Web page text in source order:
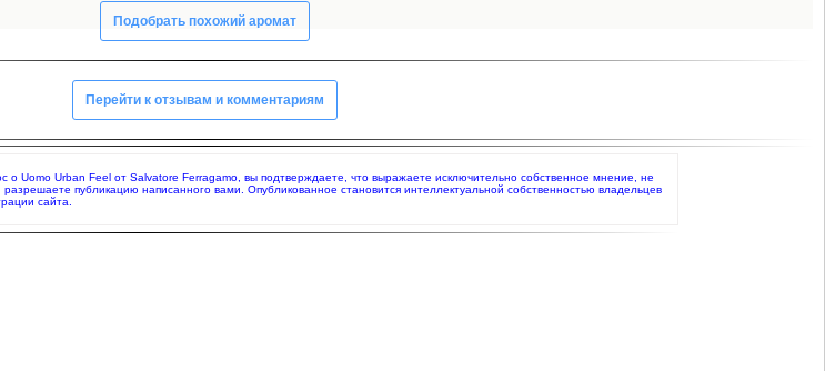
Подобрать похожий аромат
Перейти к отзывам и комментариям
о Uomo Urban Feel от Salvatore Ferragamo, вы подтверждаете, что выражаете исключительно собственное мнение, не
публикацию написанного вами. Опубликованное становится интеллектуальной собственностью владельцев
сайта.